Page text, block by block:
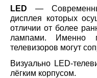
LED —
дисплея которых
отличии от более
лампами. Именно
телевизоров могут
Визуально LED-
лёгким корпусом.